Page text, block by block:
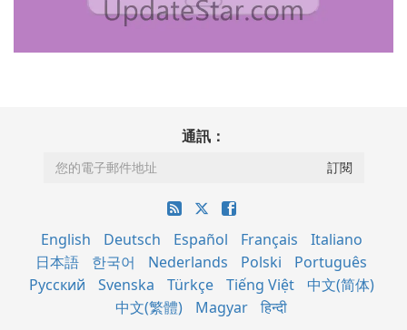
通訊：
English Deutsch Español Français
Italiano
日本語
한국어 Nederlands Polski
Português
Русский
Svenska Türkçe Tiếng Việt
中文(简体)
中文(繁體)
Magyar हिन्दी